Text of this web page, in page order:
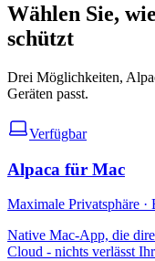
Wählen Sie,
schützt
Drei Möglichkeiten,
Geräten passt.
Verfügbar
Alpaca für Mac
Maximale Privatsphäre ·
Native Mac-App, die
Cloud - nichts verlässt